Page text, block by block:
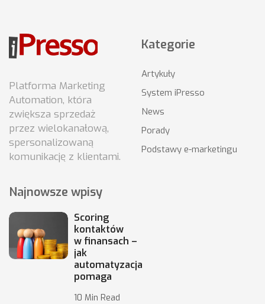
Platforma Marketing
Automation, która
zwiększa sprzedaż
przez wielokanałową,
spersonalizowaną
komunikację z klientami.
Kategorie
Artykuły
System iPresso
News
Porady
Podstawy e-marketingu
Najnowsze wpisy
Scoring
kontaktów
w finansach –
jak
automatyzacja
pomaga
10 Min Read